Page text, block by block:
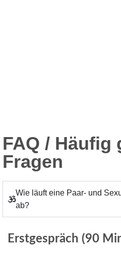
FAQ / Häufig
Fragen
Wie läuft eine Paar- und
ab?
Erstgespräch (90